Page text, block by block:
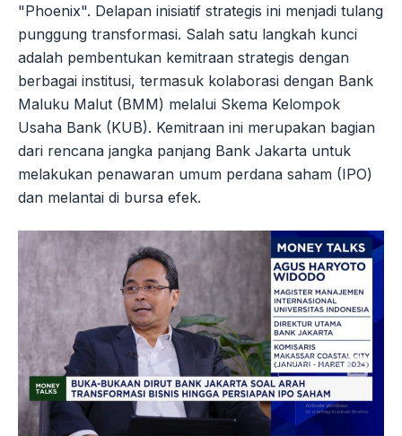
"Phoenix". Delapan inisiatif strategis ini menjadi tulang
punggung transformasi. Salah satu langkah kunci
adalah pembentukan kemitraan strategis dengan
berbagai institusi, termasuk kolaborasi dengan Bank
Maluku Malut (BMM) melalui Skema Kelompok
Usaha Bank (KUB). Kemitraan ini merupakan bagian
dari rencana jangka panjang Bank Jakarta untuk
melakukan penawaran umum perdana saham (IPO)
dan melantai di bursa efek.